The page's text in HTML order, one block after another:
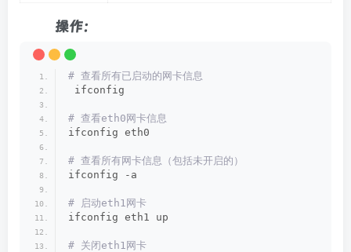
操作：
# 查看所有已启动的网卡信息
ifconfig
# 查看eth0网卡信息
ifconfig eth0
# 查看所有网卡信息（包括未开启的）
ifconfig -a
# 启动eth1网卡
ifconfig eth1 up
# 关闭eth1网卡